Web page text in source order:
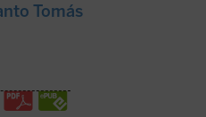
Tomás